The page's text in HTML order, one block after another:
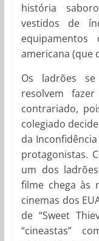
história
vestidos de
americana (que
Os ladrões
resolvem
contrariado,
colegiado
da
protagonistas.
um dos
filme chega às
cinemas dos
de “Sweet
“cineastas”